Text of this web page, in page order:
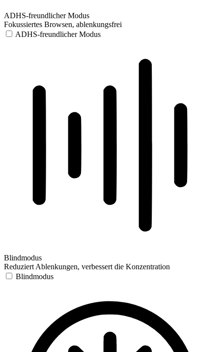
ADHS-freundlicher Modus
Fokussiertes Browsen, ablenkungsfrei
ADHS-freundlicher Modus
Blindmodus
Reduziert Ablenkungen, verbessert die Konzentration
Blindmodus